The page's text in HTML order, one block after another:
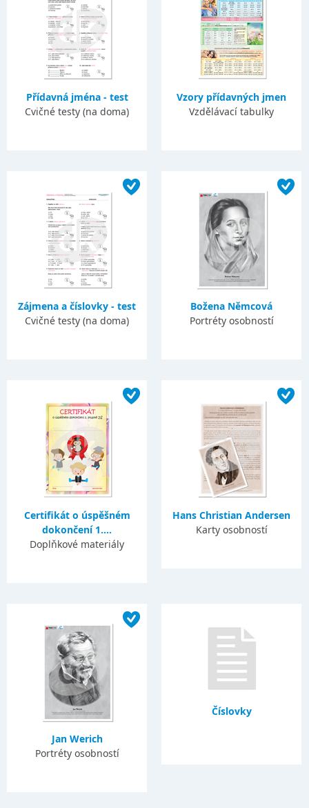
Přídavná jména - test
Cvičné testy (na doma)
Vzory přídavných jmen
Vzdělávací tabulky
Zájmena a číslovky - test
Cvičné testy (na doma)
Božena Němcová
Portréty osobností
Certifikát o úspěšném
dokončení 1....
Doplňkové materiály
Hans Christian Andersen
Karty osobností
Jan Werich
Portréty osobností
Číslovky